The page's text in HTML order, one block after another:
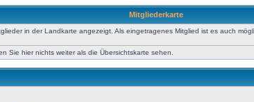
Mitgliederkarte
in der Landkarte angezeigt. Als eingetragenes Mitglied ist es auch
Sie hier nichts weiter als die Übersichtskarte sehen.